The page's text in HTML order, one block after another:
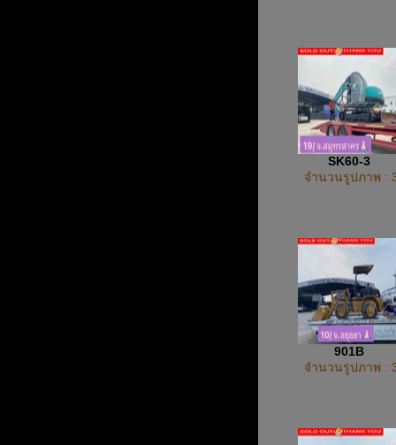
SK60-3
จำนวนรูปภาพ :
901B
จำนวนรูปภาพ :